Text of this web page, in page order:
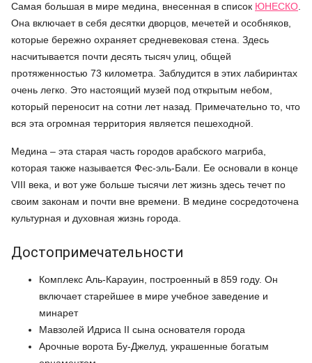
Самая большая в мире медина, внесенная в список ЮНЕСКО
Она включает в себя десятки дворцов, мечетей и особняков,
которые бережно охраняет средневековая стена. Здесь
насчитывается почти десять тысяч улиц, общей
протяженностью 73 километра. Заблудится в этих лабиринтах
очень легко. Это настоящий музей под открытым небом,
который переносит на сотни лет назад. Примечательно то, что
вся эта огромная территория является пешеходной.
Медина – эта старая часть городов арабского магриба,
которая также называется Фес-эль-Бали. Ее основали в конце
VIII века, и вот уже больше тысячи лет жизнь здесь течет по
своим законам и почти вне времени. В медине сосредоточена
культурная и духовная жизнь города.
Достопримечательности
Комплекс Аль-Карауин, построенный в 859 году. Он
включает старейшее в мире учебное заведение и
минарет
Мавзолей Идриса II сына основателя города
Арочные ворота Бу-Джелуд, украшенные богатым